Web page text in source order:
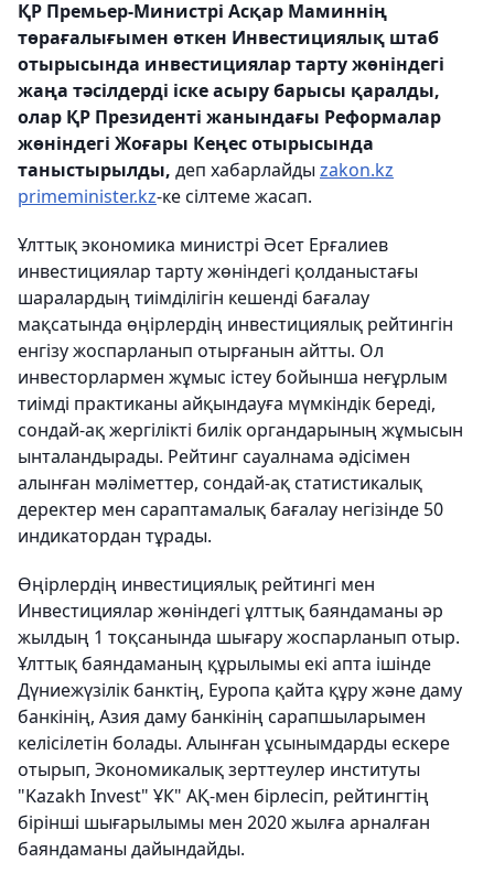
ҚР Премьер-Министрі Асқар Маминнің
төрағалығымен өткен Инвестициялық штаб
отырысында инвестициялар тарту жөніндегі
жаңа тәсілдерді іске асыру барысы қаралды,
олар ҚР Президенті жанындағы Реформалар
жөніндегі Жоғары Кеңес отырысында
таныстырылды, деп хабарлайды zakon.kz
primeminister.kz-ке сілтеме жасап.
Ұлттық экономика министрі Әсет Ерғалиев
инвестициялар тарту жөніндегі қолданыстағы
шаралардың тиімділігін кешенді бағалау
мақсатында өңірлердің инвестициялық рейтингін
енгізу жоспарланып отырғанын айтты. Ол
инвесторлармен жұмыс істеу бойынша неғұрлым
тиімді практиканы айқындауға мүмкіндік береді,
сондай-ақ жергілікті билік органдарының жұмысын
ынталандырады. Рейтинг сауалнама әдісімен
алынған мәліметтер, сондай-ақ статистикалық
деректер мен сараптамалық бағалау негізінде 50
индикатордан тұрады.
Өңірлердің инвестициялық рейтингі мен
Инвестициялар жөніндегі ұлттық баяндаманы әр
жылдың 1 тоқсанында шығару жоспарланып отыр.
Ұлттық баяндаманың құрылымы екі апта ішінде
Дүниежүзілік банктің, Еуропа қайта құру және даму
банкінің, Азия даму банкінің сарапшыларымен
келісілетін болады. Алынған ұсынымдарды ескере
отырып, Экономикалық зерттеулер институты
"Kazakh Invest" ҰК" АҚ-мен бірлесіп, рейтингтің
бірінші шығарылымы мен 2020 жылға арналған
баяндаманы дайындайды.